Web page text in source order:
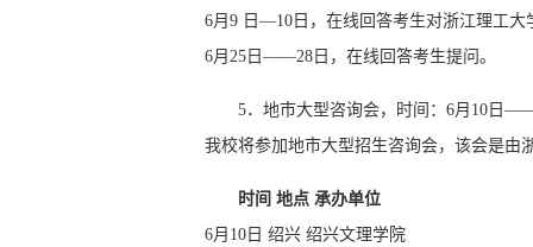
6月9 日—10日，在线回答考生对浙江理工大
6月25日——28日，在线回答考生提问。
5．地市大型咨询会，时间：6月10日
我校将参加地市大型招生咨询会，该会是由
时间 地点 承办单位
6月10日 绍兴 绍兴文理学院